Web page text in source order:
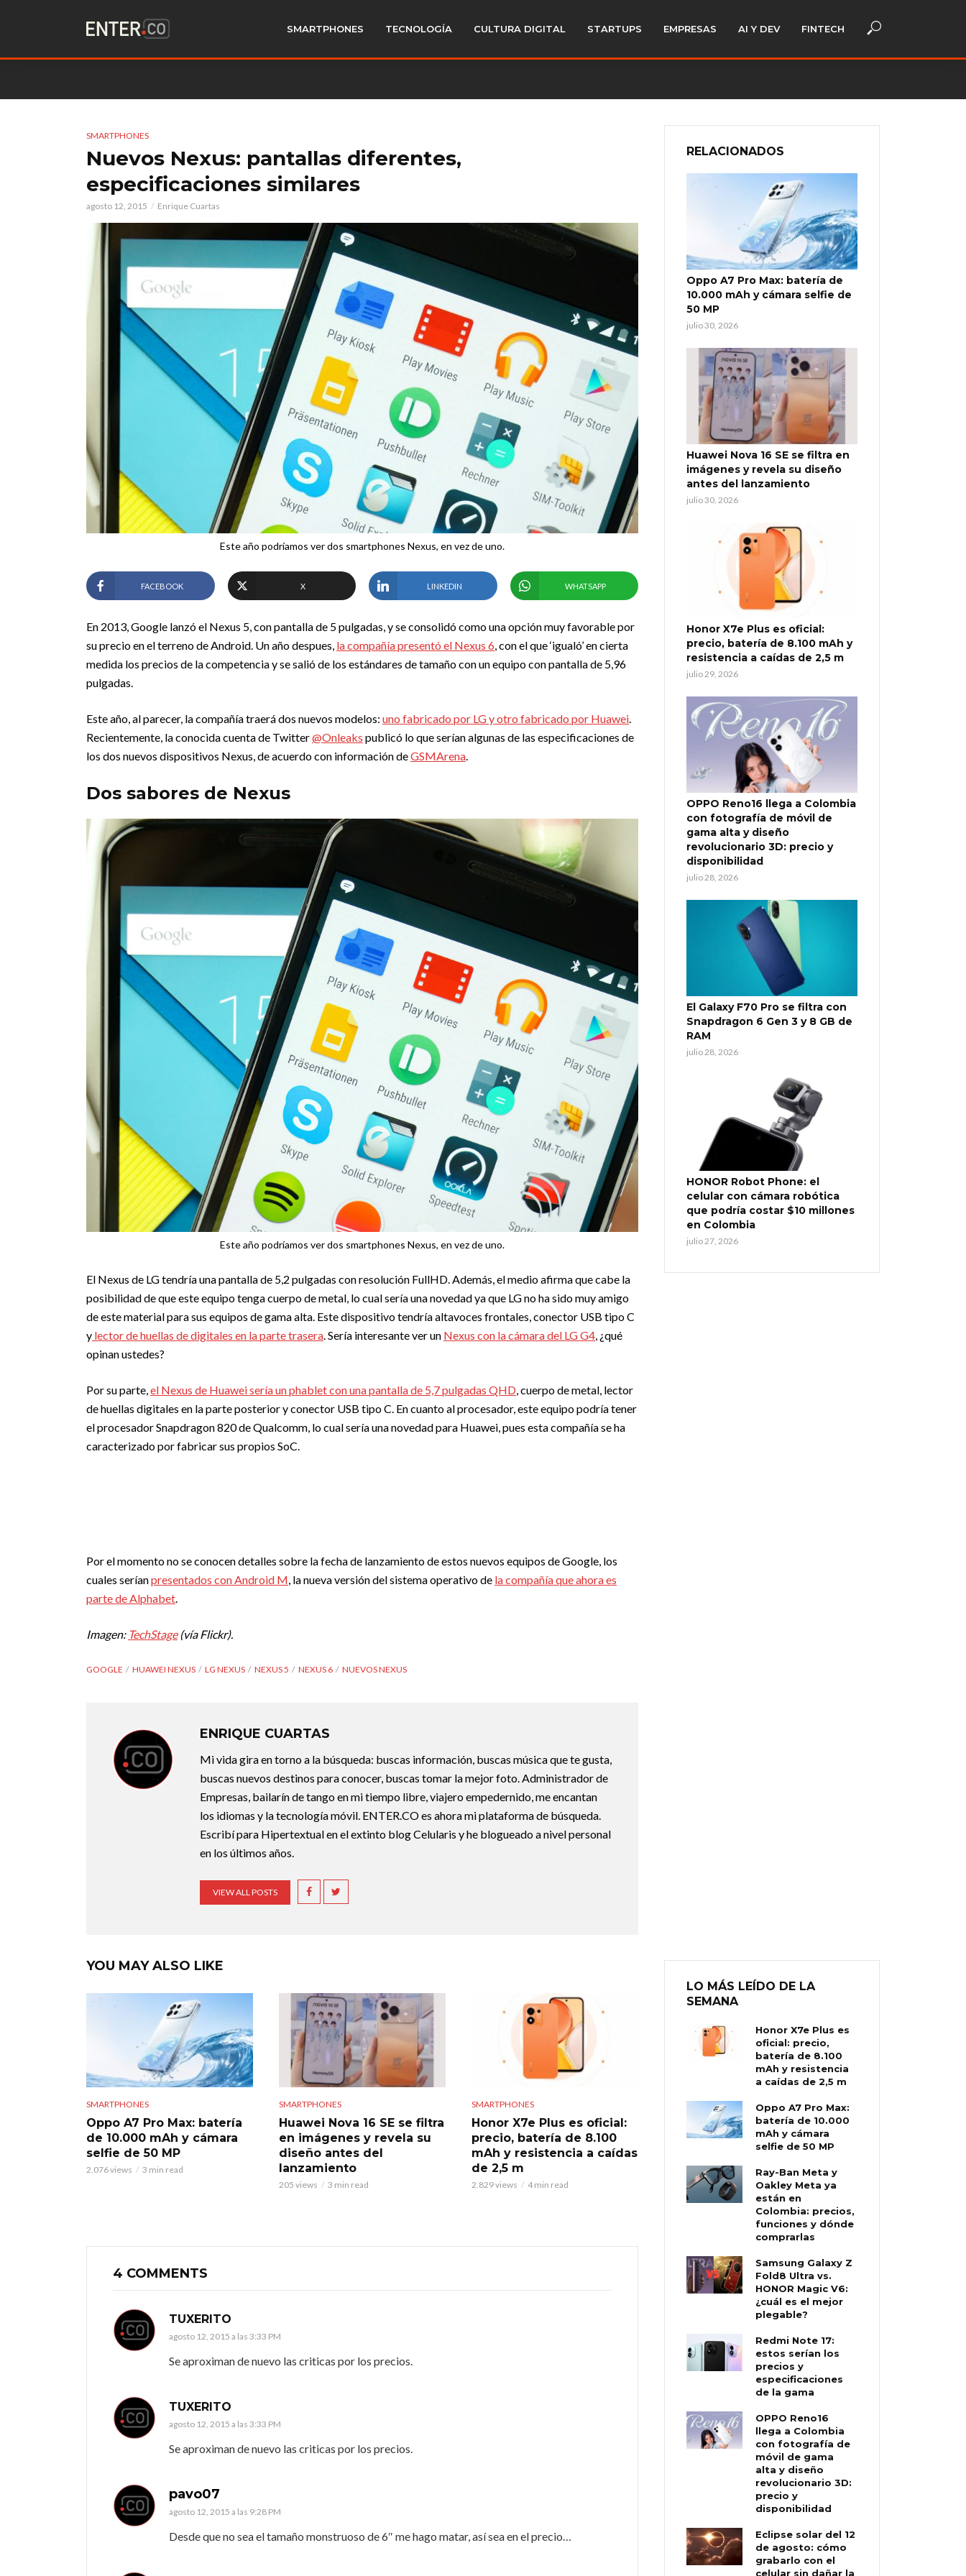
SMARTPHONES TECNOLOGÍA CULTURA DIGITAL STARTUPS EMPRESAS AI Y DEV FINTECH
SMARTPHONES
Nuevos Nexus: pantallas diferentes,
especificaciones similares
agosto 12, 2015 Enrique Cuartas
Este año podríamos ver dos smartphones Nexus, en vez de uno.
FACEBOOK X LINKEDIN WHATSAPP
En 2013, Google lanzó el Nexus 5, con pantalla de 5 pulgadas, y se consolidó como una opción muy favorable por
su precio en el terreno de Android. Un año despues, la compañía presentó el Nexus 6, con el que ‘igualó’ en cierta
medida los precios de la competencia y se salió de los estándares de tamaño con un equipo con pantalla de 5,96
pulgadas.
Este año, al parecer, la compañía traerá dos nuevos modelos: uno fabricado por LG y otro fabricado por Huawei.
Recientemente, la conocida cuenta de Twitter@Onleaks publicó lo que serían algunas de las especificaciones de
los dos nuevos dispositivos Nexus, de acuerdo con información deGSMArena.
Dos sabores de Nexus
Este año podríamos ver dos smartphones Nexus, en vez de uno.
El Nexus de LG tendría una pantalla de 5,2 pulgadas con resolución FullHD. Además, el medio afirma que cabe la
posibilidad de que este equipo tenga cuerpo de metal, lo cual sería una novedad ya que LG no ha sido muy amigo
de este material para sus equipos de gama alta. Este dispositivo tendría altavoces frontales, conector USB tipo C
y lector de huellas de digitales en la parte trasera. Sería interesante ver un Nexus con la cámara del LG G4, ¿qué
opinan ustedes?
Por su parte,el Nexus de Huawei sería un phablet con una pantalla de 5,7 pulgadas QHD, cuerpo de metal, lector
de huellas digitales en la parte posterior y conector USB tipo C. En cuanto al procesador, este equipo podría tener
el procesador Snapdragon 820 de Qualcomm, lo cual sería una novedad para Huawei, pues esta compañía se ha
caracterizado por fabricar sus propios SoC.
Por el momento no se conocen detalles sobre la fecha de lanzamiento de estos nuevos equipos de Google, los
cuales seríanpresentados con Android M, la nueva versión del sistema operativo de la compañía que ahora es
parte de Alphabet.
Imagen: TechStage(vía Flickr).
GOOGLE HUAWEI NEXUS LG NEXUS NEXUS 5 NEXUS 6 NUEVOS NEXUS
ENRIQUE CUARTAS
Mi vida gira en torno a la búsqueda: buscas información, buscas música que te gusta,
buscas nuevos destinos para conocer, buscas tomar la mejor foto. Administrador de
Empresas, bailarín de tango en mi tiempo libre, viajero empedernido, me encantan
los idiomas y la tecnología móvil. ENTER.CO es ahora mi plataforma de búsqueda.
Escribí para Hipertextual en el extinto blog Celularis y he blogueado a nivel personal
en los últimos años.
VIEW ALL POSTS
YOU MAY ALSO LIKE
SMARTPHONES
Oppo A7 Pro Max: batería
de 10.000 mAh y cámara
selfie de 50 MP
2.076 views 3 min read
SMARTPHONES
Huawei Nova 16 SE se filtra
en imágenes y revela su
diseño antes del
lanzamiento
205 views 3 min read
SMARTPHONES
Honor X7e Plus es oficial:
precio, batería de 8.100
mAh y resistencia a caídas
de 2,5 m
2.829 views 4 min read
4 COMMENTS
TUXERITO
agosto 12, 2015 a las 3:33 PM
Se aproximan de nuevo las criticas por los precios.
TUXERITO
agosto 12, 2015 a las 3:33 PM
Se aproximan de nuevo las criticas por los precios.
pavo07
agosto 12, 2015 a las 9:28 PM
Desde que no sea el tamaño monstruoso de 6″ me hago matar, así sea en el precio…
RELACIONADOS
Oppo A7 Pro Max: batería de
10.000 mAh y cámara selfie de
50 MP
julio 30, 2026
Huawei Nova 16 SE se filtra en
imágenes y revela su diseño
antes del lanzamiento
julio 30, 2026
Honor X7e Plus es oficial:
precio, batería de 8.100 mAh y
resistencia a caídas de 2,5 m
julio 29, 2026
OPPO Reno16 llega a Colombia
con fotografía de móvil de
gama alta y diseño
revolucionario 3D: precio y
disponibilidad
julio 28, 2026
El Galaxy F70 Pro se filtra con
Snapdragon 6 Gen 3 y 8 GB de
RAM
julio 28, 2026
HONOR Robot Phone: el
celular con cámara robótica
que podría costar $10 millones
en Colombia
julio 27, 2026
LO MÁS LEÍDO DE LA
SEMANA
Honor X7e Plus es
oficial: precio,
batería de 8.100
mAh y resistencia
a caídas de 2,5 m
Oppo A7 Pro Max:
batería de 10.000
mAh y cámara
selfie de 50 MP
Ray-Ban Meta y
Oakley Meta ya
están en
Colombia: precios,
funciones y dónde
comprarlas
Samsung Galaxy Z
Fold8 Ultra vs.
HONOR Magic V6:
¿cuál es el mejor
plegable?
Redmi Note 17:
estos serían los
precios y
especificaciones
de la gama
OPPO Reno16
llega a Colombia
con fotografía de
móvil de gama
alta y diseño
revolucionario 3D:
precio y
disponibilidad
Eclipse solar del 12
de agosto: cómo
grabarlo con el
celular sin dañar la